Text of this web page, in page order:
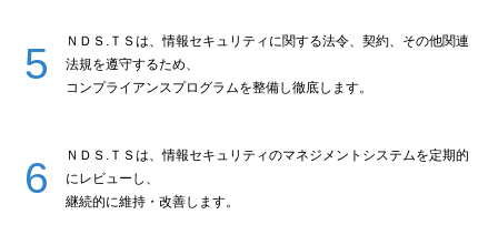
ＮＤＳ.ＴＳは、情報セキュリティに関する法令、契約、その他関連
法規を遵守するため、
コンプライアンスプログラムを整備し徹底します。
ＮＤＳ.ＴＳは、情報セキュリティのマネジメントシステムを定期的
にレビューし、
継続的に維持・改善します。